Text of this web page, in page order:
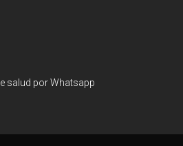
salud por Whatsapp